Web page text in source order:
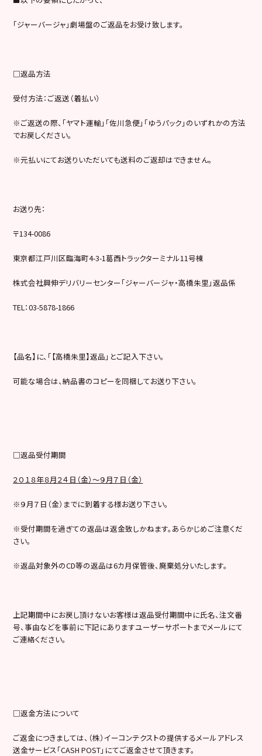
「ジャーバージャ」劇場盤のご返品をお受け致します。
□返品方法
受付方法：ご返送（着払い）
※ご返送の際、「ヤマト運輸」「佐川急便」「ゆうパック」のいずれかの方法
でお戻しください。
※元払いにてお送りいただいても送料のご返却はできません。
お送り先：
〒134-0086
東京都江戸川区臨海町4-3-1葛西トラックターミナル11号棟
株式会社興伸デリバリーセンター「ジャーバージャ・高橋朱里」返品係
TEL：03-5878-1866
【品名】に、「【高橋朱里】返品」とご記入下さい。
可能な場合は、納品書のコピーを同梱してお送り下さい。
□返品受付期間
２０１８年８月２４日（金）～９月７日（金）
※９月７日（金）までに到着する様お送り下さい。
※受付期間を過ぎての返品は返金致しかねます。あらかじめご注意くだ
さい。
※返品対象外のCD等の返品は6カ月保管後、廃棄処分いたします。
上記期間中にお戻し頂けないお客様は返品受付期間中に氏名、注文番
号、事由などを事前に下記にありますユーザーサポートまでメールにて
ご連絡ください。
□返金方法について
ご返金につきましては、（株）イーコンテクストの提供するメールアドレス
送金サービス「CASH POST」にてご返金させて頂きます。